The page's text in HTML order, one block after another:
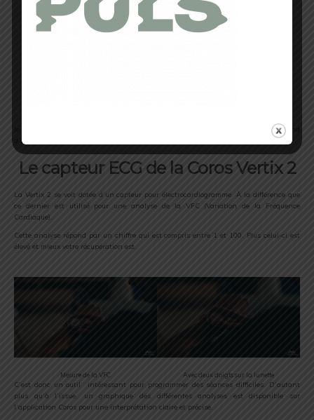
Je trouve juste dommage qu’on ne permette pas de créer une vue horaire avec un fond
d’écran personnalisé (par exemple, une photo).
Le capteur ECG de la Coros Vertix 2
La Vertix 2 se voit dotée d’un capteur pour électrocardiogramme. À la différence que
ce dernier est utilisé pour une analyse de la VFC (Variation de la Fréquence
Cardiaque).
Cette analyse répond par un chiffre qui est compris entre 1 et 100. Plus celui-ci est
élevé et mieux votre récupération est.
Mesure de la VFC Avec deux doigts sur la lunette
C’est donc un outil intéressant pour programmer des séances difficiles. D’autant
plus qu’à l’issue, un graphique des différentes analyses est disponible sur
l’application Coros pour une interprétation claire et précise.